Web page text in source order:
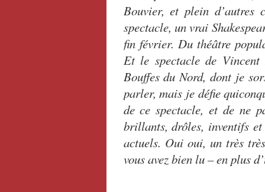
Bouvier, et plein d’autres
spectacle, un vrai
fin février. Du théâtre
Et le spectacle de
Bouffes du Nord, dont je
parler, mais je défie
de ce spectacle, et de ne
brillants, drôles, inventifs et
actuels. Oui oui, un très
vous avez bien lu – en plus